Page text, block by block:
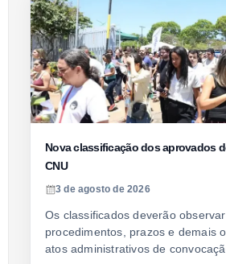
Nova classificação dos aprovados
CNU
3 de agosto de 2026
Os classificados deverão
procedimentos, prazos e demais
atos administrativos de